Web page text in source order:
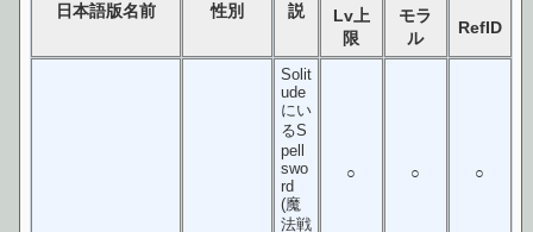
日本語版名前
性別
説
Lv上
限
モラ
ル
RefID
Solit
ude
にい
るS
pell
swo
rd
(魔
法戦
○ ○ ○